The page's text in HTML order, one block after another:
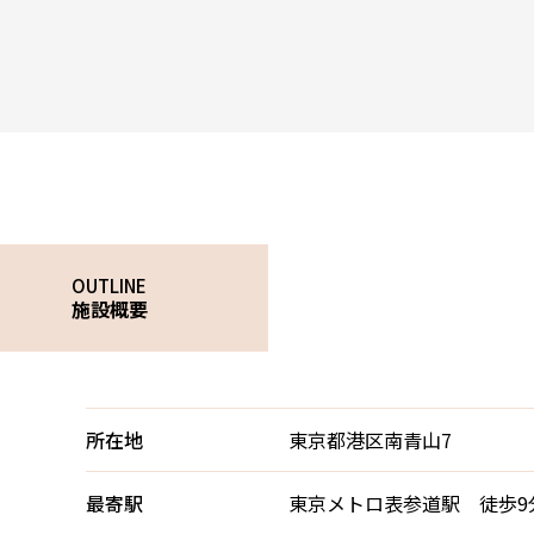
OUTLINE
施設概要
所在地 東京都港区南青山7
最寄駅 東京メトロ表参道駅 徒歩9